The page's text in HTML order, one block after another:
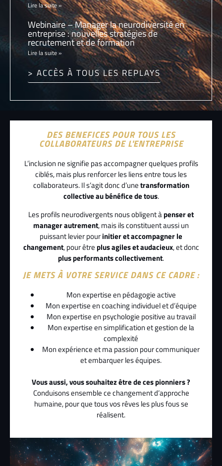
Lire la suite »
Webinaire – Manager la neurodiversité en
entreprise : nouvelles stratégies de
recrutement et de formation
Lire la suite »
> ACCÈS À TOUS LES REPLAYS
DES BENEFICES POUR TOUS LES
COLLABORATEURS DE L'ENTREPRISE
L’inclusion ne signifie pas accompagner quelques profils
ciblés, mais plus renforcer les liens entre tous les
collaborateurs. Il s’agit donc d’unetransformation
collective au bénéfice de tous.
Les profils neurodivergents nous obligent àpenser et
manager autrement, mais ils constituent aussi un
puissant levier pourinitier et accompagner le
changement, pour être plus agiles et audacieux, et donc
plus performants collectivement.
JE METS À VOTRE SERVICE DANS CE CADRE :
Mon expertise en pédagogie active
Mon expertise en coaching individuel et d’équipe
Mon expertise en psychologie positive au travail
Mon expertise en simplification et gestion de la
complexité
Mon expérience et ma passion pour communiquer
et embarquer les équipes.
Vous aussi, vous souhaitez être de ces pionniers ?
Conduisons ensemble ce changement d’approche
humaine, pour que tous vos rêves les plus fous se
réalisent.